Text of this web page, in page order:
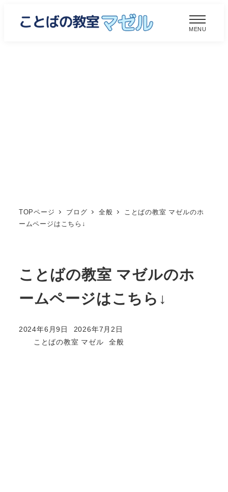
MENU
TOPページ ブログ 全般
ことばの教室 マゼルのホ
ームページはこちら↓
ことばの教室 マゼルのホ
ームページはこちら↓
投稿日
2024年6月9日
更新日
2026年7月2日
ことばの教室 マゼル カテゴリー
全般